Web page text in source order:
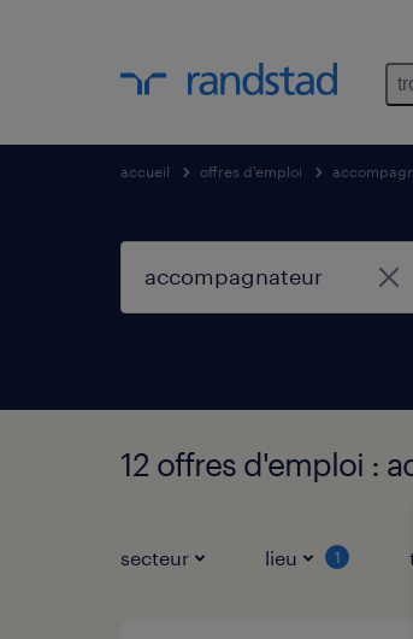
accueil offres d'emploi
12 offres d'emploi :
secteur lieu 1